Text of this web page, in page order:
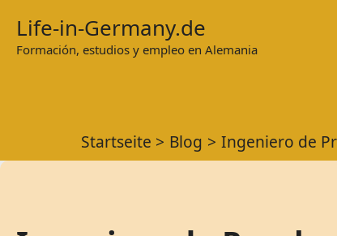
Inhalt
Life-in-Germany.de
Formación, estudios y empleo en Alemania
Startseite
Blog Ingeniero de